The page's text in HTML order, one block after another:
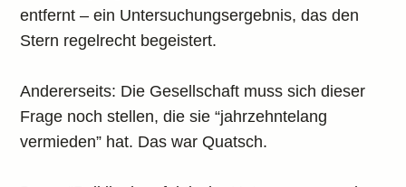
entfernt – ein Untersuchungsergebnis, das den
Stern regelrecht begeistert.
Andererseits: Die Gesellschaft muss sich dieser
Frage noch stellen, die sie “jahrzehntelang
vermieden” hat. Das war Quatsch.